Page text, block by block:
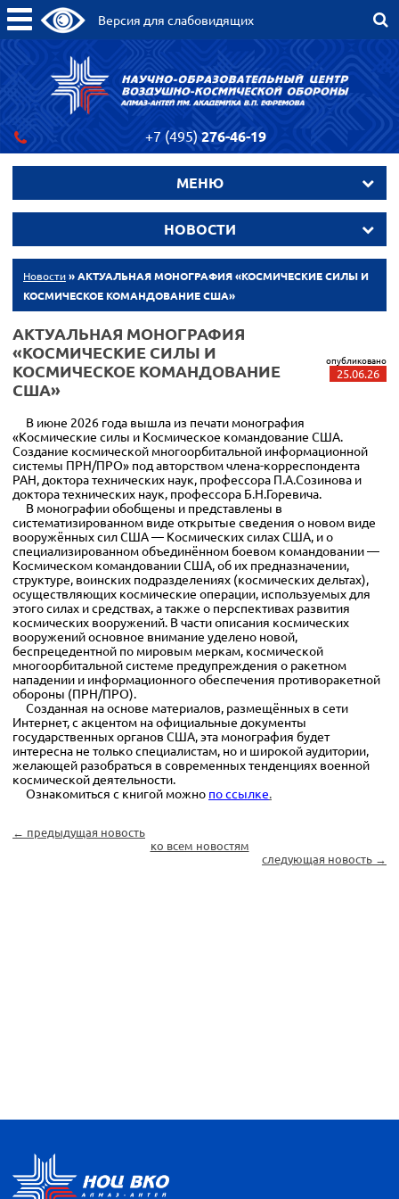
Версия для слабовидящих
+7 (495) 276-46-19
МЕНЮ
НОВОСТИ
Новости» АКТУАЛЬНАЯ МОНОГРАФИЯ «КОСМИЧЕСКИЕ СИЛЫ И
КОСМИЧЕСКОЕ КОМАНДОВАНИЕ США»
АКТУАЛЬНАЯ МОНОГРАФИЯ
«КОСМИЧЕСКИЕ СИЛЫ И
КОСМИЧЕСКОЕ КОМАНДОВАНИЕ
США»
опубликовано
25.06.26
В июне 2026 года вышла из печати монография
«Космические силы и Космическое командование США.
Создание космической многоорбитальной информационной
системы ПРН/ПРО» под авторством члена-корреспондента
РАН, доктора технических наук, профессора П.А.Созинова и
доктора технических наук, профессора Б.Н.Горевича.
В монографии обобщены и представлены в
систематизированном виде открытые сведения о новом виде
вооружённых сил США — Космических силах США, и о
специализированном объединённом боевом командовании —
Космическом командовании США, об их предназначении,
структуре, воинских подразделениях (космических дельтах),
осуществляющих космические операции, используемых для
этого силах и средствах, а также о перспективах развития
космических вооружений. В части описания космических
вооружений основное внимание уделено новой,
беспрецедентной по мировым меркам, космической
многоорбитальной системе предупреждения о ракетном
нападении и информационного обеспечения противоракетной
обороны (ПРН/ПРО).
Созданная на основе материалов, размещённых в сети
Интернет, с акцентом на официальные документы
государственных органов США, эта монография будет
интересна не только специалистам, но и широкой аудитории,
желающей разобраться в современных тенденциях военной
космической деятельности.
Ознакомиться с книгой можно по ссылке.
← предыдущая новость
ко всем новостям
следующая новость →